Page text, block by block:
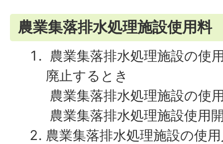
農業集落排水処理施設使用料
農業集落排水処理施設の使
廃止するとき
農業集落排水処理施設の使
農業集落排水処理施設使用
農業集落排水処理施設の使